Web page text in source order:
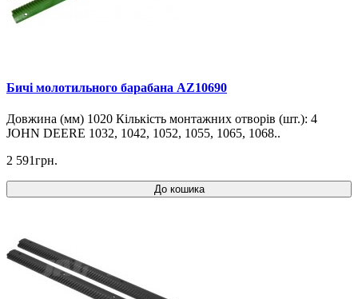
Бичі молотильного барабана AZ10690
Довжина (мм) 1020 Кількість монтажних отворів (шт.): 4
JOHN DEERE 1032, 1042, 1052, 1055, 1065, 1068..
2 591грн.
До кошика